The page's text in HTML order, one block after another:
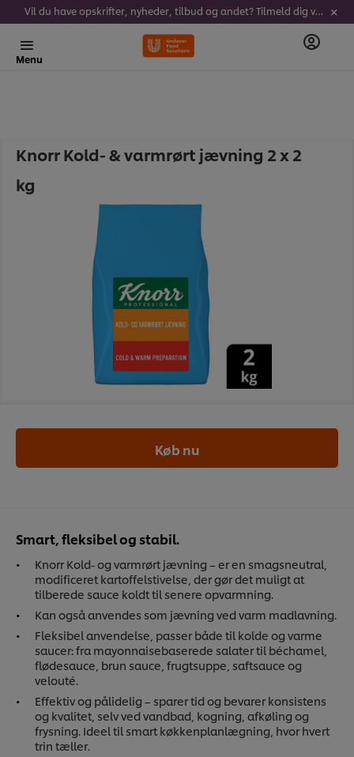
Vil du have opskrifter, nyheder, tilbud og andet? Tilmeld dig vores nyhedsbrev!
Menu
Knorr Kold- & varmrørt jævning 2 x 2
kg
Smart, fleksibel og stabil.
Knorr Kold- og varmrørt jævning – er en smagsneutral,
modificeret kartoffelstivelse, der gør det muligt at
tilberede sauce koldt til senere opvarmning.
Kan også anvendes som jævning ved varm madlavning.
Fleksibel anvendelse, passer både til kolde og varme
saucer: fra mayonnaisebaserede salater til béchamel,
flødesauce, brun sauce, frugtsuppe, saftsauce og
velouté.
Effektiv og pålidelig – sparer tid og bevarer konsistens
og kvalitet, selv ved vandbad, kogning, afkøling og
frysning. Ideel til smart køkkenplanlægning, hvor hvert
trin tæller.
Køb nu